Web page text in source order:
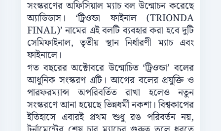
সংস্করণের অফিসিয়াল ম্যাচ বল উন্মোচন করেছে
অ্যাডিডাস। ‘ট্রিওন্ডা ফাইনাল (TRIONDA
FINAL)’ নামের এই বলটি ব্যবহার করা হবে দুটি
সেমিফাইনাল, তৃতীয় স্থান নির্ধারণী ম্যাচ এবং
ফাইনালে।
গত বছরের অক্টোবরে উন্মোচিত ‘ট্রিওন্ডা’ বলের
আধুনিক সংস্করণ এটি। আগের বলের প্রযুক্তি ও
পারফরম্যান্স অপরিবর্তিত রাখা হলেও নতুন
সংস্করণে আনা হয়েছে ভিন্নধর্মী নকশা। বিশ্বকাপের
ইতিহাসে এবারই প্রথম শুধু রঙ পরিবর্তন নয়,